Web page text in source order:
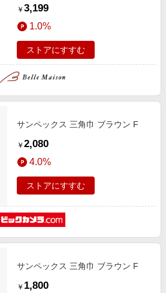
￥ 3,199
1.0%
ストアにすすむ
サンペックス 三角巾 ブラウン F
￥ 2,080
4.0%
ストアにすすむ
サンペックス 三角巾 ブラウン F
￥ 1,800